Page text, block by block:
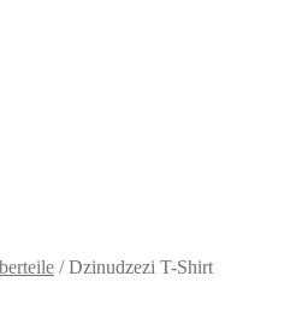
/Dzinudzezi T-Shirt